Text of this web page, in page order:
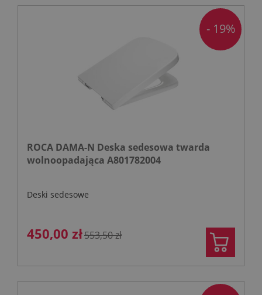
ROCA DAMA-N Deska sedesowa twarda
wolnoopadająca A801782004
Deski sedesowe
450,00 zł553,50 zł
- 19%